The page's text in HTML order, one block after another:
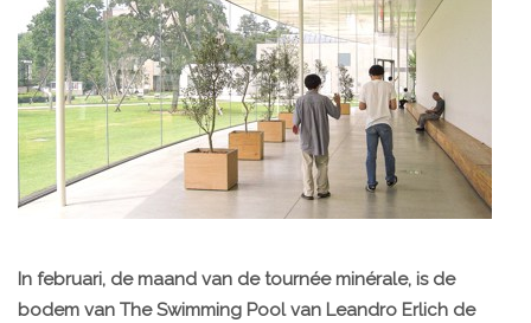
In februari, de maand van de tournée minérale, is de
bodem van The Swimming Pool van Leandro Erlich de